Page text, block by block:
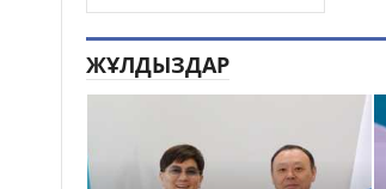
ЖҰЛДЫЗДАР